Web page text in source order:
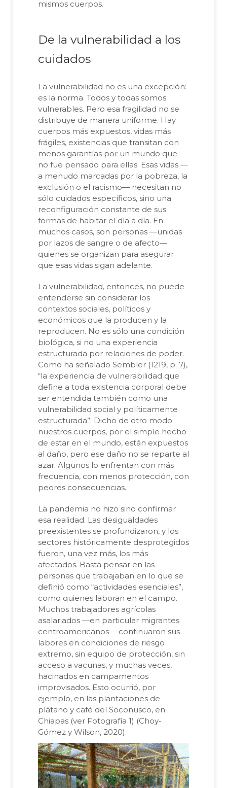
mismos cuerpos.
De la vulnerabilidad a los
cuidados
La vulnerabilidad no es una excepción:
es la norma. Todos y todas somos
vulnerables. Pero esa fragilidad no se
distribuye de manera uniforme. Hay
cuerpos más expuestos, vidas más
frágiles, existencias que transitan con
menos garantías por un mundo que
no fue pensado para ellas. Esas vidas —
a menudo marcadas por la pobreza, la
exclusión o el racismo— necesitan no
sólo cuidados específicos, sino una
reconfiguración constante de sus
formas de habitar el día a día. En
muchos casos, son personas —unidas
por lazos de sangre o de afecto—
quienes se organizan para asegurar
que esas vidas sigan adelante.
La vulnerabilidad, entonces, no puede
entenderse sin considerar los
contextos sociales, políticos y
económicos que la producen y la
reproducen. No es sólo una condición
biológica, si no una experiencia
estructurada por relaciones de poder.
Como ha señalado Sembler (1219, p. 7),
“la experiencia de vulnerabilidad que
define a toda existencia corporal debe
ser entendida también como una
vulnerabilidad social y políticamente
estructurada”. Dicho de otro modo:
nuestros cuerpos, por el simple hecho
de estar en el mundo, están expuestos
al daño, pero ese daño no se reparte al
azar. Algunos lo enfrentan con más
frecuencia, con menos protección, con
peores consecuencias.
La pandemia no hizo sino confirmar
esa realidad. Las desigualdades
preexistentes se profundizaron, y los
sectores históricamente desprotegidos
fueron, una vez más, los más
afectados. Basta pensar en las
personas que trabajaban en lo que se
definió como “actividades esenciales”,
como quienes laboran en el campo.
Muchos trabajadores agrícolas
asalariados —en particular migrantes
centroamericanos— continuaron sus
labores en condiciones de riesgo
extremo, sin equipo de protección, sin
acceso a vacunas, y muchas veces,
hacinados en campamentos
improvisados. Esto ocurrió, por
ejemplo, en las plantaciones de
plátano y café del Soconusco, en
Chiapas (ver Fotografía 1) (Choy-
Gómez y Wilson, 2020).